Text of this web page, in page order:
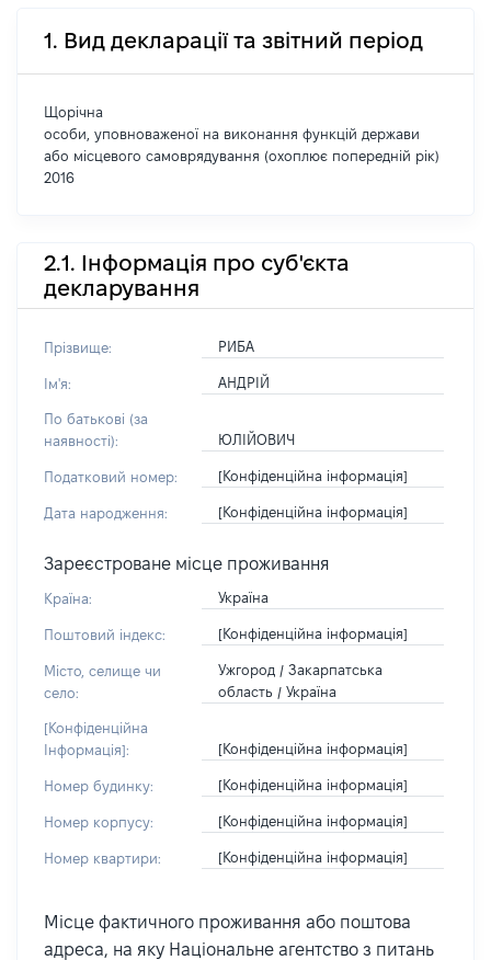
1. Вид декларації та звітний період
Щорічна
особи, уповноваженої на виконання функцій держави
або місцевого самоврядування (охоплює попередній рік)
2016
2.1. Інформація про суб'єкта
декларування
Прізвище: РИБА
Ім'я: АНДРІЙ
По батькові (за
наявності):
ЮЛІЙОВИЧ
Податковий номер: [Конфіденційна інформація]
Дата народження: [Конфіденційна інформація]
Зареєстроване місце проживання
Країна: Україна
Поштовий індекс: [Конфіденційна інформація]
Місто, селище чи
село:
Ужгород / Закарпатська
область / Україна
[Конфіденційна
Інформація]:
[Конфіденційна інформація]
Номер будинку: [Конфіденційна інформація]
Номер корпусу: [Конфіденційна інформація]
Номер квартири: [Конфіденційна інформація]
Місце фактичного проживання або поштова
адреса, на яку Національне агентство з питань